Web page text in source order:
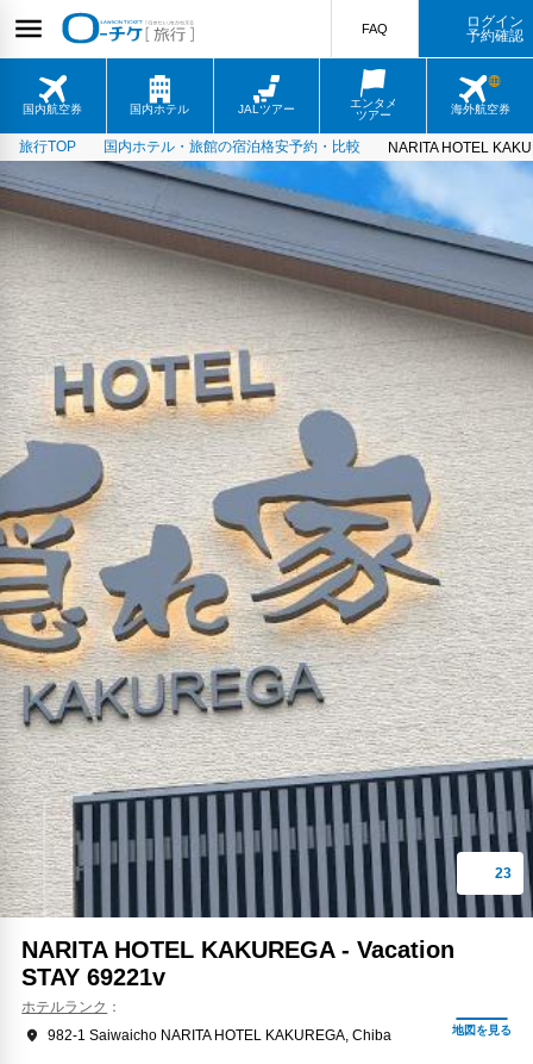
国内航空券 国内ホテル JALツアー
エンタメ
ツアー
海外航空券
FAQ
ログイン
予約確認
旅行TOP 国内ホテル・旅館の宿泊格安予約・比較 NARITA HOTEL
NARITA HOTEL KAKUREGA - Vacation
STAY 69221v
ホテルランク
982-1 Saiwaicho NARITA HOTEL KAKUREGA, Chiba